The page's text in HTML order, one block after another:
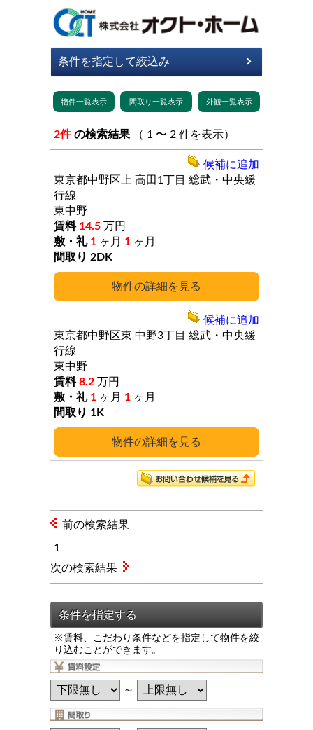
2件 の検索結果 （ 1 〜 2 件を表示）
詳細
東京都中野区上 高田1丁目 総武・中央緩
行線
東中野
14.5 万円
1 ヶ月 1 ヶ月
2DK
候補に追加
詳細
東京都中野区東 中野3丁目 総武・中央緩
行線
東中野
8.2 万円
1 ヶ月 1 ヶ月
1K
候補に追加
前の検索結果
1
※賃料、こだわり条件などを指定して物件を絞
り込むことができます。
～